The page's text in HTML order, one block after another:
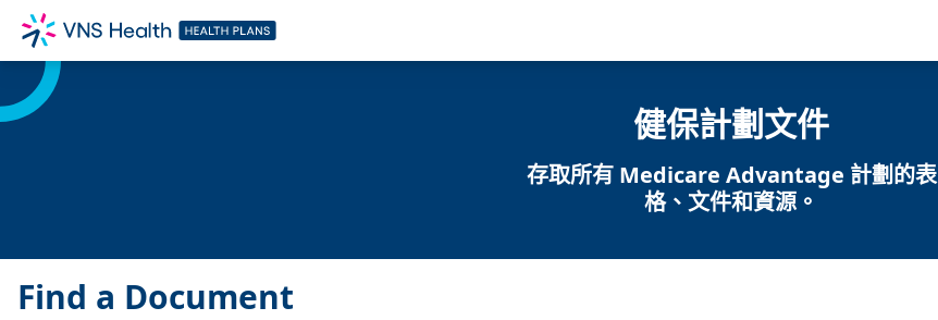
健保計劃文件
存取所有 Medicare Advantage 計劃的表
格、文件和資源。
Find a Document